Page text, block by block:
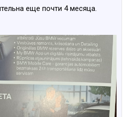
еще почти 4 месяца.